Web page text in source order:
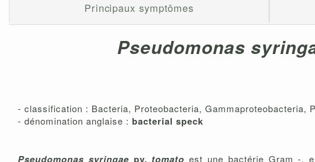
Principaux symptômes
Pseudomonas
- classification : Bacteria, Proteobacteria, Gammaproteobacteria,
- dénomination anglaise : bacterial speck
Pseudomonas syringaepv. tomato est une bactérie Gram -,